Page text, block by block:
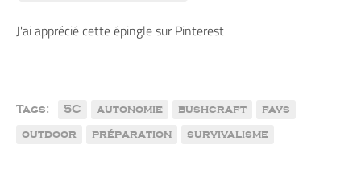
J'ai apprécié cette épingle surPinterest
Tags: 5C autonomie bushcraft
favs
outdoor
préparation survivalisme